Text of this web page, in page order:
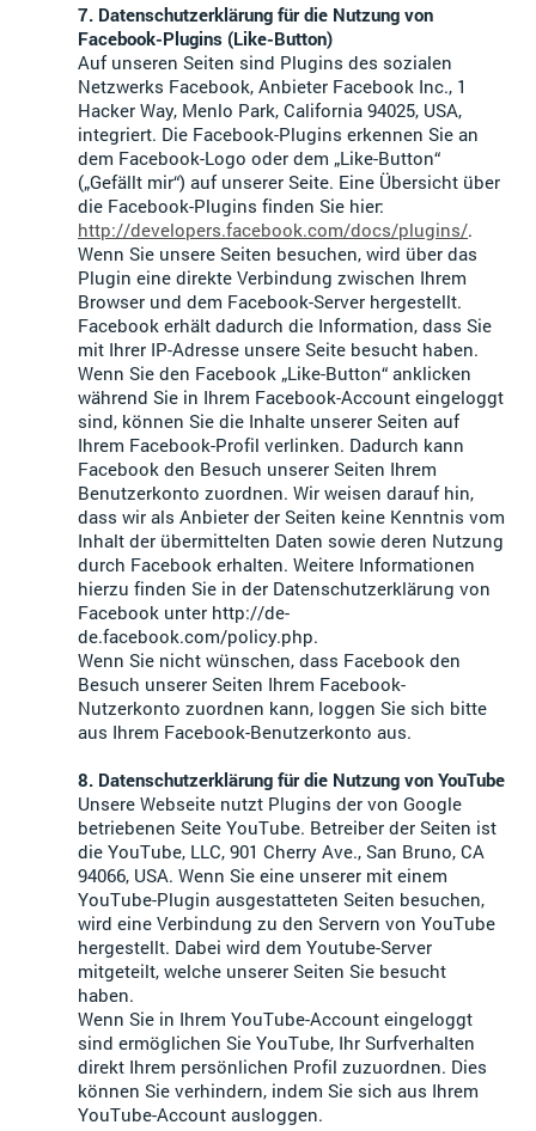
7. Datenschutzerklärung für die Nutzung von
Facebook-Plugins (Like-Button)
Auf unseren Seiten sind Plugins des sozialen
Netzwerks Facebook, Anbieter Facebook Inc., 1
Hacker Way, Menlo Park, California 94025, USA,
integriert. Die Facebook-Plugins erkennen Sie an
dem Facebook-Logo oder dem „Like-Button“
(„Gefällt mir“) auf unserer Seite. Eine Übersicht über
die Facebook-Plugins finden Sie hier:
http://developers.facebook.com/docs/plugins/.
Wenn Sie unsere Seiten besuchen, wird über das
Plugin eine direkte Verbindung zwischen Ihrem
Browser und dem Facebook-Server hergestellt.
Facebook erhält dadurch die Information, dass Sie
mit Ihrer IP-Adresse unsere Seite besucht haben.
Wenn Sie den Facebook „Like-Button“ anklicken
während Sie in Ihrem Facebook-Account eingeloggt
sind, können Sie die Inhalte unserer Seiten auf
Ihrem Facebook-Profil verlinken. Dadurch kann
Facebook den Besuch unserer Seiten Ihrem
Benutzerkonto zuordnen. Wir weisen darauf hin,
dass wir als Anbieter der Seiten keine Kenntnis vom
Inhalt der übermittelten Daten sowie deren Nutzung
durch Facebook erhalten. Weitere Informationen
hierzu finden Sie in der Datenschutzerklärung von
Facebook unter http://de-
de.facebook.com/policy.php.
Wenn Sie nicht wünschen, dass Facebook den
Besuch unserer Seiten Ihrem Facebook-
Nutzerkonto zuordnen kann, loggen Sie sich bitte
aus Ihrem Facebook-Benutzerkonto aus.
8. Datenschutzerklärung für die Nutzung von YouTube
Unsere Webseite nutzt Plugins der von Google
betriebenen Seite YouTube. Betreiber der Seiten ist
die YouTube, LLC, 901 Cherry Ave., San Bruno, CA
94066, USA. Wenn Sie eine unserer mit einem
YouTube-Plugin ausgestatteten Seiten besuchen,
wird eine Verbindung zu den Servern von YouTube
hergestellt. Dabei wird dem Youtube-Server
mitgeteilt, welche unserer Seiten Sie besucht
haben.
Wenn Sie in Ihrem YouTube-Account eingeloggt
sind ermöglichen Sie YouTube, Ihr Surfverhalten
direkt Ihrem persönlichen Profil zuzuordnen. Dies
können Sie verhindern, indem Sie sich aus Ihrem
YouTube-Account ausloggen.